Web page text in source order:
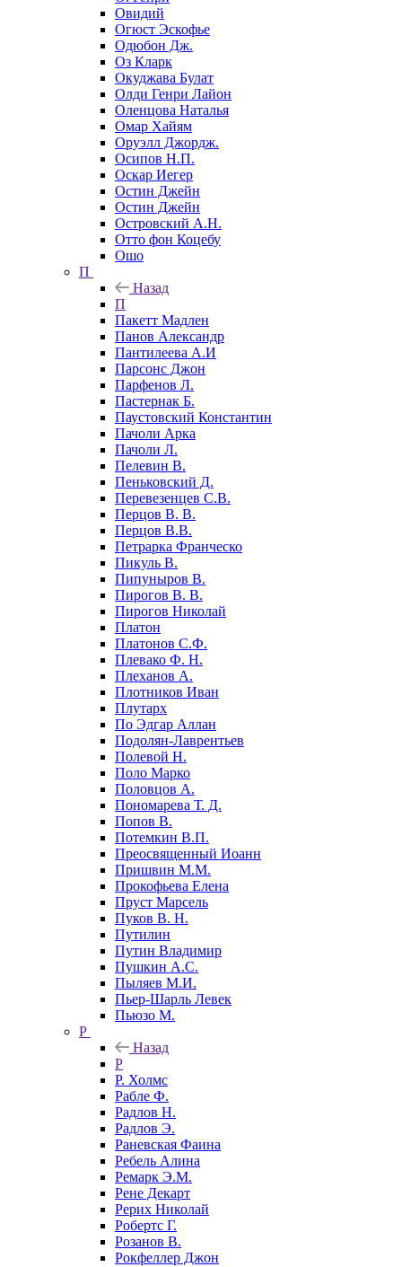
Овидий
Огюст Эскофье
Одюбон Дж.
Оз Кларк
Окуджава Булат
Олди Генри Лайон
Оленцова Наталья
Омар Хайям
Оруэлл Джордж.
Осипов Н.П.
Оскар Иегер
Остин Джейн
Остин Джейн
Островский А.Н.
Отто фон Коцебу
Ошо
П
Назад
П
Пакетт Мадлен
Панов Александр
Пантилеева А.И
Парсонс Джон
Парфенов Л.
Пастернак Б.
Паустовский Константин
Пачоли Арка
Пачоли Л.
Пелевин В.
Пеньковский Д.
Перевезенцев С.В.
Перцов В. В.
Перцов В.В.
Петрарка Франческо
Пикуль В.
Пипуныров В.
Пирогов В. В.
Пирогов Николай
Платон
Платонов С.Ф.
Плевако Ф. Н.
Плеханов А.
Плотников Иван
Плутарх
По Эдгар Аллан
Подолян-Лаврентьев
Полевой Н.
Поло Марко
Половцов А.
Пономарева Т. Д.
Попов В.
Потемкин В.П.
Преосвященный Иоанн
Пришвин М.М.
Прокофьева Елена
Пруст Марсель
Пуков В. Н.
Путилин
Путин Владимир
Пушкин А.С.
Пыляев М.И.
Пьер-Шарль Левек
Пьюзо М.
Р
Назад
Р
Р. Холмс
Рабле Ф.
Радлов Н.
Радлов Э.
Раневская Фаина
Ребель Алина
Ремарк Э.М.
Рене Декарт
Рерих Николай
Робертс Г.
Розанов В.
Рокфеллер Джон